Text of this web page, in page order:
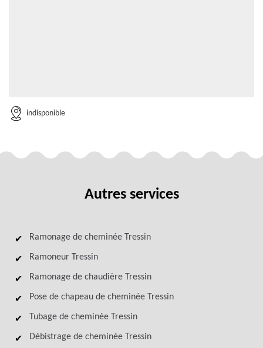
indisponible
Autres services
Ramonage de cheminée Tressin
Ramoneur Tressin
Ramonage de chaudière Tressin
Pose de chapeau de cheminée Tressin
Tubage de cheminée Tressin
Débistrage de cheminée Tressin